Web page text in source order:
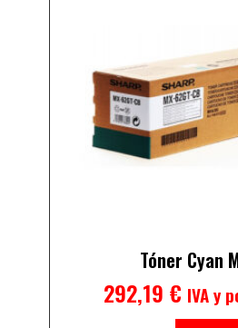
Tóner Cyan
292,19 € IVA y